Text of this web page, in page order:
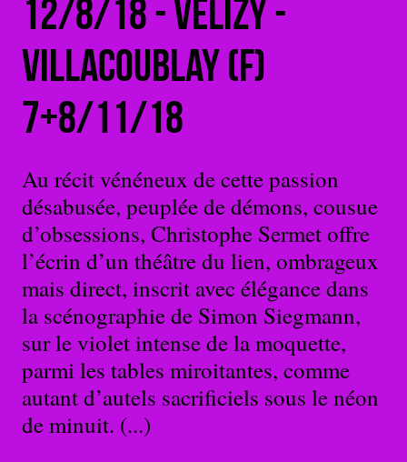
12/8/18 - Vélizy -
Villacoublay (F)
7+8/11/18
Au récit vénéneux de cette passion
désabusée, peuplée de démons, cousue
d’obsessions, Christophe Sermet offre
l’écrin d’un théâtre du lien, ombrageux
mais direct, inscrit avec élégance dans
la scénographie de Simon Siegmann,
sur le violet intense de la moquette,
parmi les tables miroitantes, comme
autant d’autels sacrificiels sous le néon
de minuit. (...)